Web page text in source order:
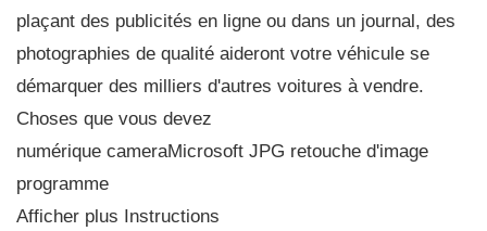
plaçant des publicités en ligne ou dans un journal, des
photographies de qualité aideront votre véhicule se
démarquer des milliers d'autres voitures à vendre.
Choses que vous devez
numérique cameraMicrosoft JPG retouche d'image
programme
Afficher plus Instructions